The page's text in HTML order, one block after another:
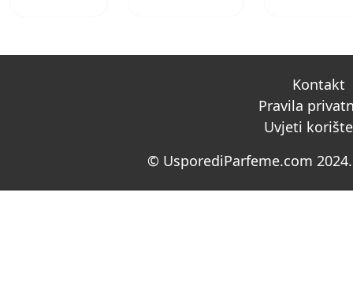
Kontakt
Pravila
Uvjeti
© UsporediParfeme.com